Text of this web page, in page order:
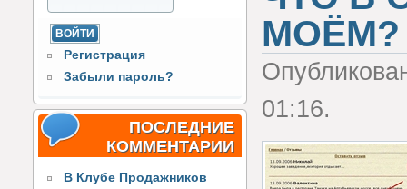
Регистрация
Забыли пароль?
ПОСЛЕДНИЕ
КОММЕНТАРИИ
В Клубе Продажников
МОЁМ?
01:16.